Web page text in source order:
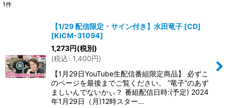
絞り込む
1件
【1/29 配信限定・サイン付き】水田竜子 [CD]
[KICM-31094]
1,273円(税別)
(税込: 1,400円)
【1月29日YouTube生配信番組限定商品】 必ずこ
のページを最後までご覧ください。 ”竜子”のあず
ましいんでないかぃ？ 番組配信日時:(予定) 2024
年1月29日（月)12時スター…